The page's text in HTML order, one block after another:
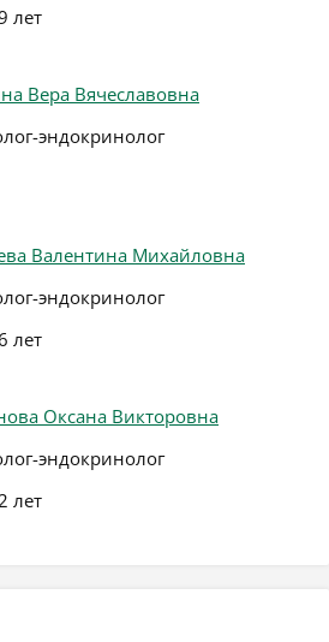
лет
Вера Вячеславовна
эндокринолог
Валентина Михайловна
эндокринолог
лет
Оксана Викторовна
эндокринолог
лет